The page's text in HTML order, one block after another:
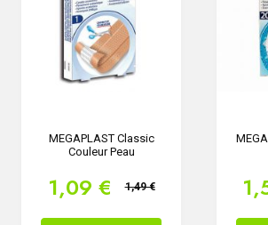
MEGAPLAST Classic
Couleur Peau
1,09 € 1,49 €